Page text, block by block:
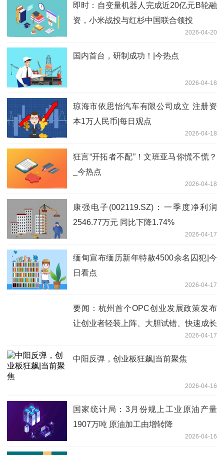
即时：自变量机器人完成近20亿元B轮融
资，小米战投与红杉中国联合领投
2026-04-20
国内首台，研制成功！|今热点
2026-04-18
琼海市依思怡汽车有限公司成立 注册资
本1万人民币|每日观点
2026-04-18
狂言“开拓者不配”！文班亚马你慌不慌？
_今热点
2026-04-18
康强电子(002119.SZ)：一季度净利润
2546.77万元 同比下降1.74%
2026-04-17
缅甸宣布缅历新年特赦4500余名囚犯|今
日看点
2026-04-17
要闻：杭州首个OPC创业发展政策发布
让创业者轻装上阵、大胆试错、快速成长
2026-04-17
中阳反弹，创业板狂飙|当前聚焦
2026-04-16
国家统计局：3月份规上工业原油产量
1907万吨 原油加工由增转降
2026-04-16